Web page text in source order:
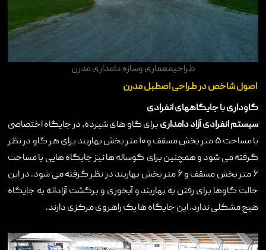
طراحیمعماری وسازه دامداری مدرن
اصول شاخص در طراحی اصطبل مدرن
گاوداری با جایگاههای انفرادی
سیستم انفرادی آزاددامداریبرای گاو های شیرده، در جایگاه اختصاصی
با مساحت ۵ متر بخش مسقف و ۱۰ متر بخش بهاربند برای هر گاو در نظر
گرفته می شود و همچنین برای گوساله ها نیز جایگاه هایی با مساحت
۶ متر بخش مسقف و ۶ متر بخش بهاربند در نظر گرفته می شود. در این
حالت گاوها برای رفتن به بهاربند و آبخوری و برگشت آزادانه به جایگاه
هیچ مشکلی ندارد. این جایگاه ها یک راهروی مرکزی دارند.